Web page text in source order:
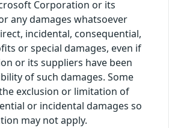
Corporation or its
any damages whatsoever
incidental, consequential,
or special damages, even if
or its suppliers have been
of such damages. Some
exclusion or limitation of
or incidental damages so
may not apply.